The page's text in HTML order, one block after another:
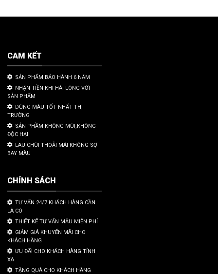
CAM KẾT
SẢN PHẨM BẢO HÀNH 6 NĂM
NHẬN TIỀN KHI HÀI LÒNG VỚI
SẢN PHẨM
DÙNG MÀU TỐT NHẤT THỊ
TRƯỜNG
SẢN PHẦM KHÔNG MÙI,KHÔNG
ĐỘC HẠI
LAU CHÙI THOẢI MÁI KHÔNG SỢ
BAY MÀU
CHÍNH SÁCH
TƯ VẤN 24/7 KHÁCH HÀNG CẦN
LÀ CÓ
THIẾT KẾ TƯ VẤN MẪU MIỄN PHÍ
GIẢM GIÁ KHUYẾN MÃI CHO
KHÁCH HÀNG
ƯU ĐÃI CHO KHÁCH HÀNG TỈNH
XA
TẶNG QUÀ CHO KHÁCH HÀNG